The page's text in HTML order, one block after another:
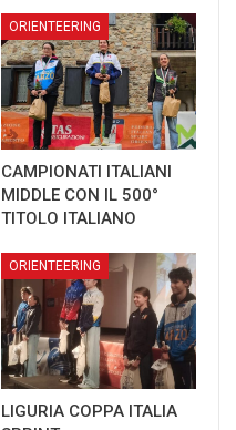
ORIENTEERING
CAMPIONATI ITALIANI
MIDDLE CON IL 500°
TITOLO ITALIANO
ORIENTEERING
LIGURIA COPPA ITALIA